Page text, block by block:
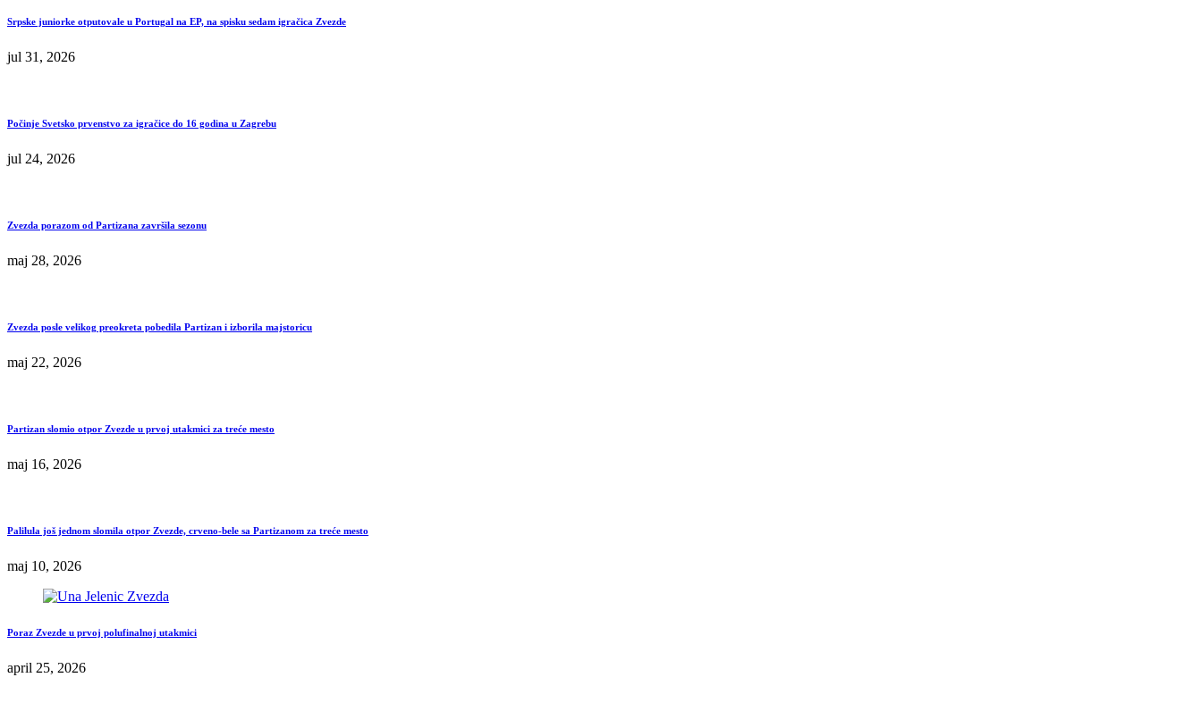
Srpske juniorke otputovale u Portugal na EP, na spisku sedam igračica Zvezde
jul 31, 2026
Počinje Svetsko prvenstvo za igračice do 16 godina u Zagrebu
jul 24, 2026
Zvezda porazom od Partizana završila sezonu
maj 28, 2026
Zvezda posle velikog preokreta pobedila Partizan i izborila majstoricu
maj 22, 2026
Partizan slomio otpor Zvezde u prvoj utakmici za treće mesto
maj 16, 2026
Palilula još jednom slomila otpor Zvezde, crveno-bele sa Partizanom za treće mesto
maj 10, 2026
Poraz Zvezde u prvoj polufinalnoj utakmici
april 25, 2026